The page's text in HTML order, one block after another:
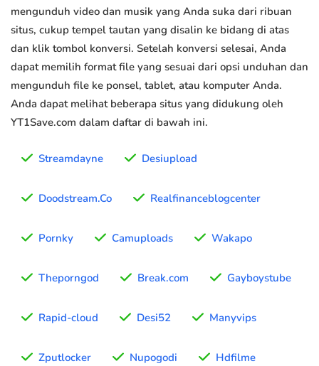
mengunduh video dan musik yang Anda suka dari ribuan
situs, cukup tempel tautan yang disalin ke bidang di atas
dan klik tombol konversi. Setelah konversi selesai, Anda
dapat memilih format file yang sesuai dari opsi unduhan dan
mengunduh file ke ponsel, tablet, atau komputer Anda.
Anda dapat melihat beberapa situs yang didukung oleh
YT1Save.com dalam daftar di bawah ini.
Streamdayne Desiupload
Doodstream.Co Realfinanceblogcenter
Pornky Camuploads Wakapo
Theporngod Break.com Gayboystube
Rapid-cloud Desi52 Manyvips
Zputlocker Nupogodi Hdfilme